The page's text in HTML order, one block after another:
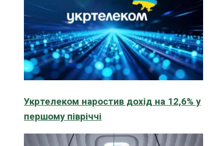
Укртелеком наростив дохід на 12,6% у
першому півріччі